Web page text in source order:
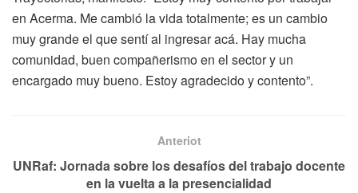
en Acerma. Me cambió la vida totalmente; es un cambio
muy grande el que sentí al ingresar acá. Hay mucha
comunidad, buen compañerismo en el sector y un
encargado muy bueno. Estoy agradecido y contento”.
Anteriot
UNRaf: Jornada sobre los desafíos del trabajo docente
en la vuelta a la presencialidad